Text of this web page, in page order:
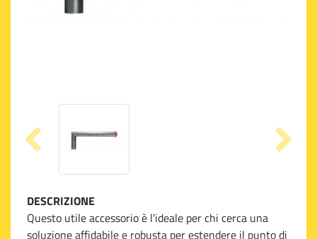
DESCRIZIONE
Questo utile accessorio è l'ideale per chi cerca una
soluzione affidabile e robusta per estendere il punto di